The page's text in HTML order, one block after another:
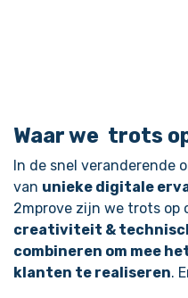
Waar we trots
In de snel veranderende
van unieke digitale
2mprove zijn we trots op
creativiteit &
combineren om mee
klanten te realiseren.